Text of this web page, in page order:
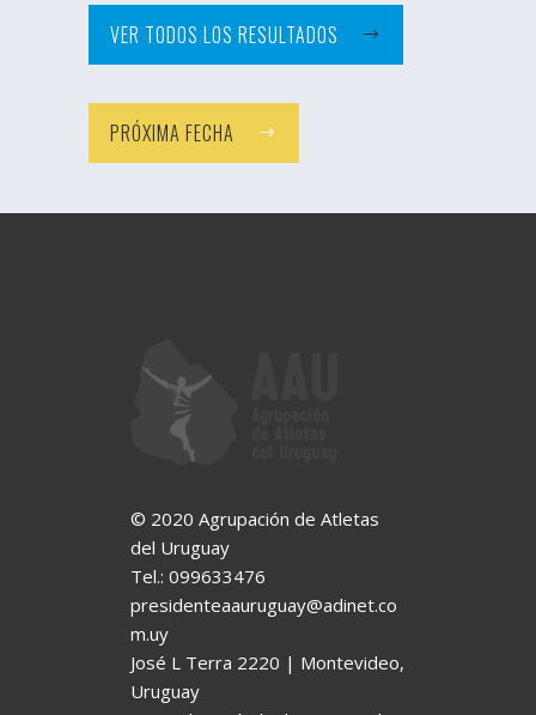
VER TODOS LOS RESULTADOS
PRÓXIMA FECHA
© 2020 Agrupación de Atletas
del Uruguay
Tel.: 099633476
presidenteaauruguay@adinet.co
m.uy
José L Terra 2220 | Montevideo,
Uruguay